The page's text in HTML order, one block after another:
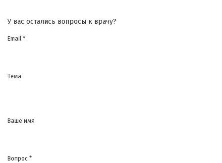
У вас остались вопросы к врачу?
Email *
Тема
Ваше имя
Вопрос *